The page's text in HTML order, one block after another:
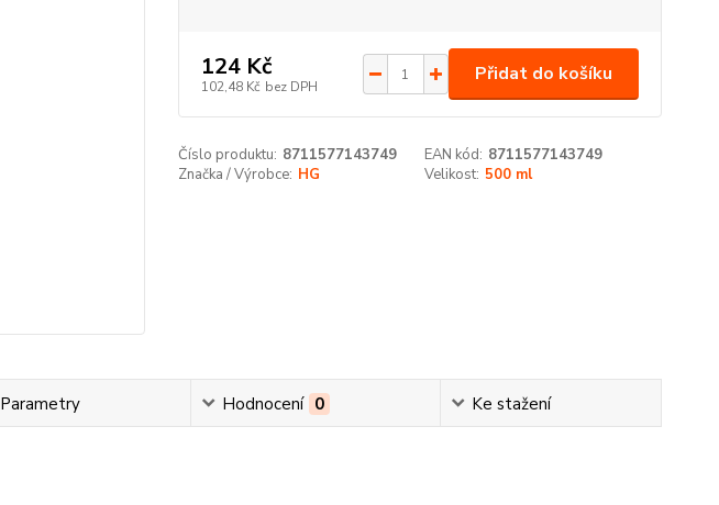
124 Kč
102,48 Kč bez DPH
Přidat do košíku
Číslo produktu: 8711577143749 EAN kód: 8711577143749
Značka / Výrobce: HG Velikost: 500 ml
Parametry Hodnocení 0 Ke stažení